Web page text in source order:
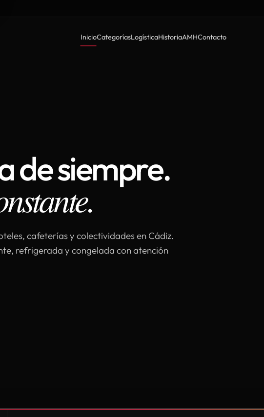
InicioCategoríasLogísticaHistoriaAMHContacto
de siempre.
cafeterías y colectividades en Cádiz.
refrigerada y congelada con atención